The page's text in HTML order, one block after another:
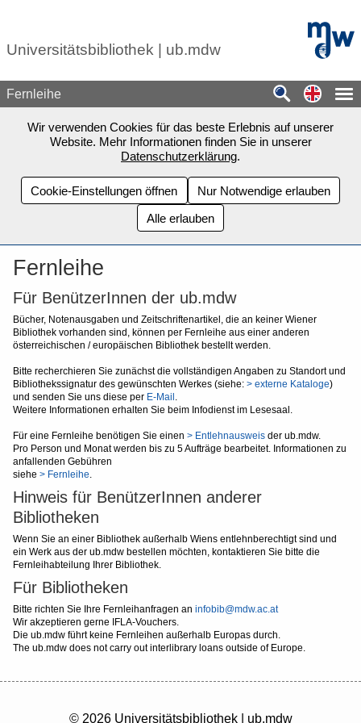
Universitätsbibliothek | ub.mdw
mdw -
Fernleihe
Wir verwenden Cookies für das beste Erlebnis auf unserer
Website. Mehr Informationen finden Sie in unserer
Datenschutzerklärung.
Cookie-Einstellungen öffnen
Nur Notwendige erlauben
Alle erlauben
Fernleihe
Für BenützerInnen der ub.mdw
Bücher, Notenausgaben und Zeitschriftenartikel, die an keiner Wiener
Bibliothek vorhanden sind, können per Fernleihe aus einer anderen
österreichischen / europäischen Bibliothek bestellt werden.
Bitte recherchieren Sie zunächst die vollständigen Angaben zu Standort und
Bibliothekssignatur des gewünschten Werkes (siehe: > externe Kataloge)
und senden Sie uns diese per E-Mail .
Weitere Informationen erhalten Sie beim Infodienst im Lesesaal.
Für eine Fernleihe benötigen Sie einen > Entlehnausweis der ub.mdw.
Pro Person und Monat werden bis zu 5 Aufträge bearbeitet. Informationen zu
anfallenden Gebühren
siehe > Fernleihe.
Hinweis für BenützerInnen anderer
Bibliotheken
Wenn Sie an einer Bibliothek außerhalb Wiens entlehnberechtigt sind und
ein Werk aus der ub.mdw bestellen möchten, kontaktieren Sie bitte die
Fernleihabteilung Ihrer Bibliothek.
Für Bibliotheken
Bitte richten Sie Ihre Fernleihanfragen an infobib@mdw.ac.at
Wir akzeptieren gerne IFLA-Vouchers.
Die ub.mdw führt keine Fernleihen außerhalb Europas durch.
The ub.mdw does not carry out interlibrary loans outside of Europe.
© 2026 Universitätsbibliothek | ub.mdw